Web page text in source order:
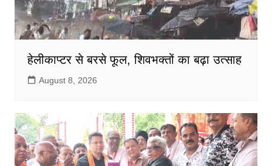
हेलीकाप्टर से बरसे फूल, शिवभक्तों का बढ़ा उत्साह
August 8, 2026